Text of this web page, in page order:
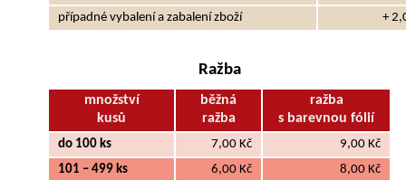
případné vybalení a zabalení zboží
+
Ražba
množství
kusů
běžná
ražba
ražba
s barevnou fólií
do 100 ks 7,00 Kč
9,00 Kč
101 – 499 ks
6,00 Kč
8,00 Kč